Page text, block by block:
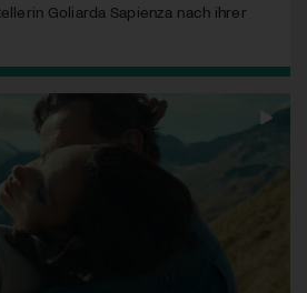
Goliarda Sapienza nach ihrer